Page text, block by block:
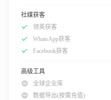
社媒获客
领英获客
WhatsApp获客
Facebook获客
高级工具
全球企业库
数据导出(按需充值)